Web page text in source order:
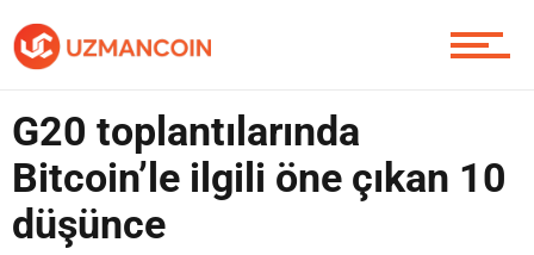
Soru Sor
Contact / İletişim
G20 toplantılarında
Bitcoin’le ilgili öne çıkan 10
düşünce